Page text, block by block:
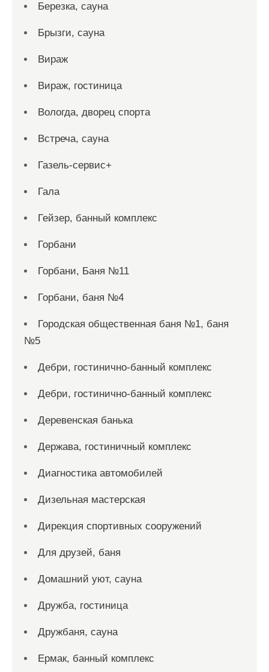
Березка, сауна
Брызги, сауна
Вираж
Вираж, гостиница
Вологда, дворец спорта
Встреча, сауна
Газель-сервис+
Гала
Гейзер, банный комплекс
Горбани
Горбани, Баня №11
Горбани, баня №4
Городская общественная баня №1, баня
№5
Дебри, гостинично-банный комплекс
Дебри, гостинично-банный комплекс
Деревенская банька
Держава, гостиничный комплекс
Диагностика автомобилей
Дизельная мастерская
Дирекция спортивных сооружений
Для друзей, баня
Домашний уют, сауна
Дружба, гостиница
Дружбаня, сауна
Ермак, банный комплекс